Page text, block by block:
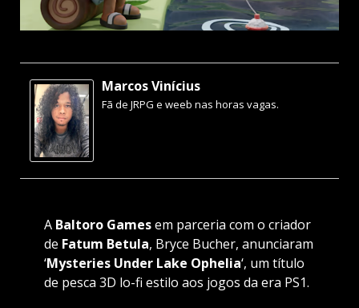
Marcos Vinícius
Fã de JRPG e weeb nas horas vagas.
A Baltoro Gamesem parceria com o criador
de Fatum Betula, Bryce Bucher, anunciaram
‘Mysteries Under Lake Ophelia‘, um título
de pesca 3D lo-fi estilo aos jogos da era PS1.